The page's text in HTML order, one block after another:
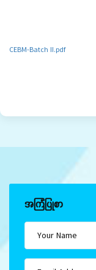
CEBM-Batch II.pdf
အကြံပြုစာ